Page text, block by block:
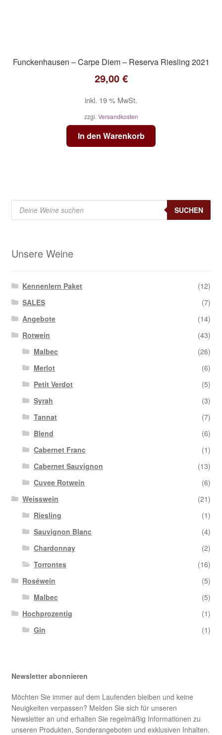
Funckenhausen – Carpe Diem – Reserva Riesling 2021
29,00 €
inkl. 19 % MwSt.
zzgl. Versandkosten
In den Warenkorb
Products
search SUCHEN
Unsere Weine
Kennenlern Paket
(12)
SALES
(7)
Angebote
(14)
Rotwein
(43)
Malbec
(26)
Merlot
(6)
Petit Verdot
(5)
Syrah
(3)
Tannat
(7)
Blend
(6)
Cabernet Franc
(1)
Cabernet Sauvignon
(13)
Cuvee Rotwein
(6)
Weisswein
(21)
Riesling
(1)
Sauvignon Blanc
(4)
Chardonnay
(2)
Torrontes
(16)
Roséwein
(5)
Malbec
(5)
Hochprozentig
(1)
Gin
(1)
Newsletter abonnieren
Möchten Sie immer auf dem Laufenden bleiben und keine
Neuigkeiten verpassen? Melden Sie sich für unseren
Newsletter an und erhalten Sie regelmäßig Informationen zu
unseren Produkten, Sonderangeboten und exklusiven Inhalten.